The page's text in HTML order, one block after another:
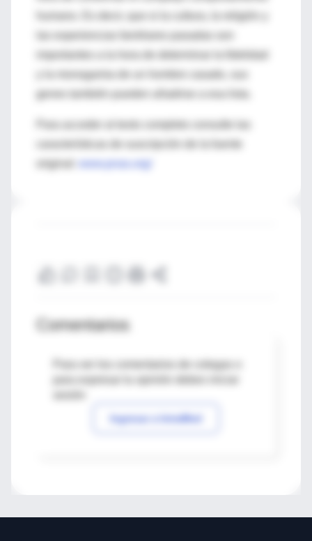
humano. Es decir, que si la cultura, la religión y
importantes a la hora de determinar la fidelidad
y la monogamia de un hombre casado, sus
genes también pueden añadirse a esa lista.
original:
Comentarios
Para ver los comentarios de colegas o
Ingresar a IntraMed